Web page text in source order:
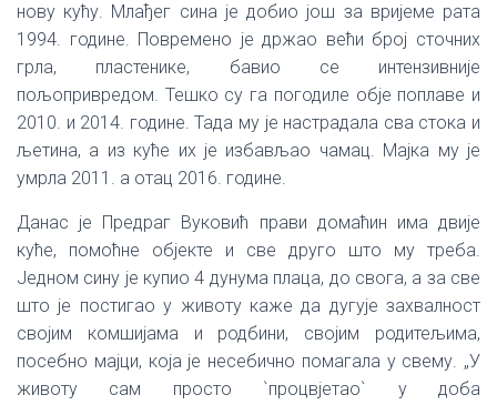
нову кућу. Млађег сина је добио још за вријеме рата
1994. године. Повремено је држао већи број сточних
грла, пластенике, бавио се интензивније
пољопривредом. Тешко су га погодиле обје поплаве и
2010. и 2014. године. Тада му је настрадала сва стока и
љетина, а из куће их је избављао чамац. Мајка му је
умрла 2011. а отац 2016. године.
Данас је Предраг Вуковић прави домаћин има двије
куће, помоћне објекте и све друго што му треба.
Једном сину је купио 4 дунума плаца, до свога, а за све
што је постигао у животу каже да дугује захвалност
својим комшијама и родбини, својим родитељима,
посебно мајци, која је несебично помагала у свему. „У
животу сам просто `процвјетао` у доба